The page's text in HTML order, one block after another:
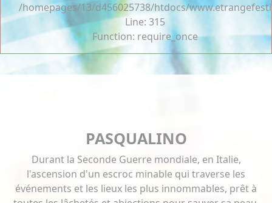
/homepages/13/d456025738/htdocs/
Line: 315
Function: require_once
PASQUALINO
Durant la Seconde Guerre mondiale, en Italie,
l'ascension d'un escroc minable qui traverse les
événements et les lieux les plus innommables, prêt à